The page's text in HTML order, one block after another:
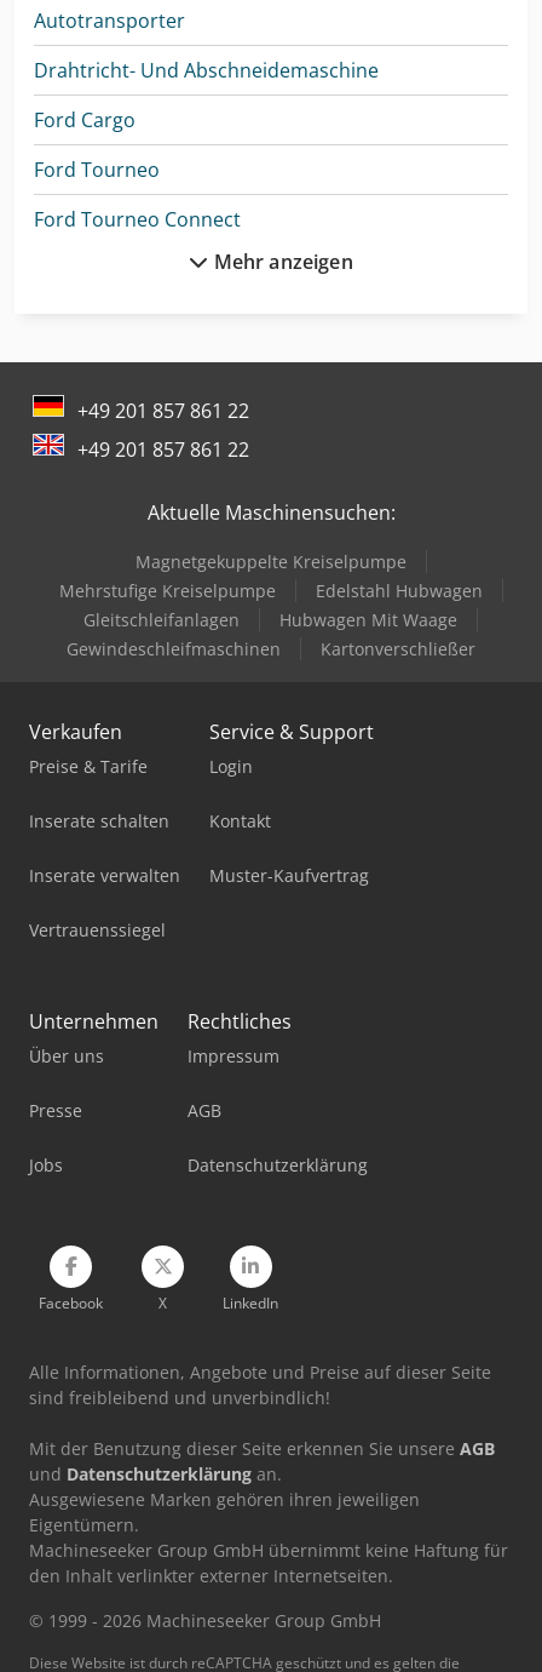
Autotransporter
Drahtricht- Und Abschneidemaschine
Ford Cargo
Ford Tourneo
Ford Tourneo Connect
Ford Tourneo Custom
Ford Transit 300
Ford Transit 350
Ford Transit Bus
Ford Transit Courier
Ford Transit Custom
Ford Transit Doka
Ford Transit Kombi
Mercedes-Benz Tourismo
Mercedes-Benz V
Mercedes-Benz Vario
Vw Caddy Maxi
Vw T 3
Vw T 4
Vw T 5
Mehr anzeigen
+49 201 857 861 22
+49 201 857 861 22
Aktuelle Maschinensuchen:
Magnetgekuppelte Kreiselpumpe
Mehrstufige Kreiselpumpe
Edelstahl Hubwagen
Gleitschleifanlagen
Hubwagen Mit Waage
Gewindeschleifmaschinen
Kartonverschließer
Verkaufen
Preise & Tarife
Inserate schalten
Inserate verwalten
Vertrauenssiegel
Service & Support
Login
Kontakt
Muster-Kaufvertrag
Unternehmen
Über uns
Presse
Jobs
Rechtliches
Impressum
AGB
Datenschutzerklärung
Facebook X LinkedIn
Alle Informationen, Angebote und Preise auf dieser Seite
sind freibleibend und unverbindlich!
Mit der Benutzung dieser Seite erkennen Sie unsere AGB
und Datenschutzerklärung an.
Ausgewiesene Marken gehören ihren jeweiligen
Eigentümern.
Machineseeker Group GmbH übernimmt keine Haftung für
den Inhalt verlinkter externer Internetseiten.
© 1999 - 2026 Machineseeker Group GmbH
Diese Website ist durch reCAPTCHA geschützt und es gelten die